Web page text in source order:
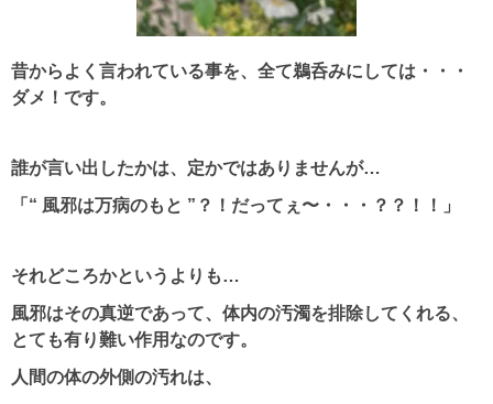
昔からよく言われている事を、全て鵜呑みにしては・・・
ダメ！です。
誰が言い出したかは、定かではありませんが…
「“ 風邪は万病のもと ”？！だってぇ〜・・・？？！！」
それどころかというよりも…
風邪はその真逆であって、体内の汚濁を排除してくれる、
とても有り難い作用なのです。
人間の体の外側の汚れは、